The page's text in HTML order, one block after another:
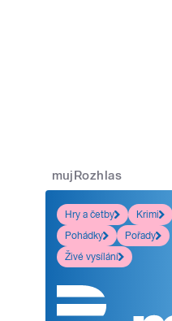
mujRozhlas
Hry a četby
Krimi
Pohádky
Pořady
Živé vysílání